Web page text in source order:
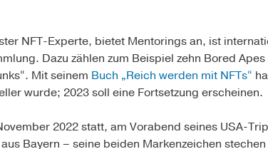
NFT-Experte, bietet Mentorings an, ist
Dazu zählen zum Beispiel zehn Bored
Mit seinem Buch „Reich werden mit NFTs“
wurde; 2023 soll eine Fortsetzung erscheinen.
2022 statt, am Vorabend seines USA-
Bayern – seine beiden Markenzeichen